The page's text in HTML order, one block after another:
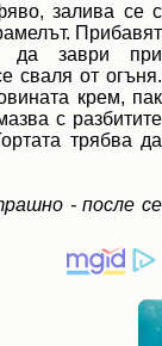
залива се с
Прибавят
да заври при
сваля от огъня.
крем, пак
с разбитите
трябва да
- после се